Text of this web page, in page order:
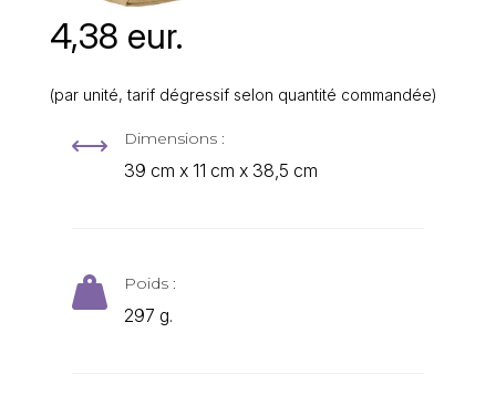
4,38 eur.
(par unité, tarif dégressif selon quantité commandée)
, Dimensions :
39 cm x 11 cm x 38,5 cm
 Poids :
297 g.